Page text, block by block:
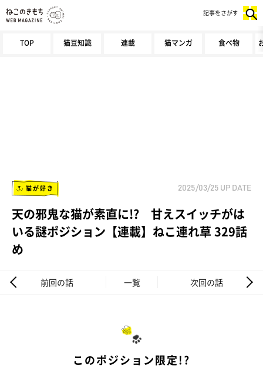
TOP 猫豆知識 連載 猫マンガ 食べ物
記事をさがす
猫が好き 2025/03/25 UP DATE
天の邪鬼な猫が素直に!? 甘えスイッチがは
いる謎ポジション【連載】ねこ連れ草 329話
め
前回の話 一覧 次回の話
このポジション限定!?